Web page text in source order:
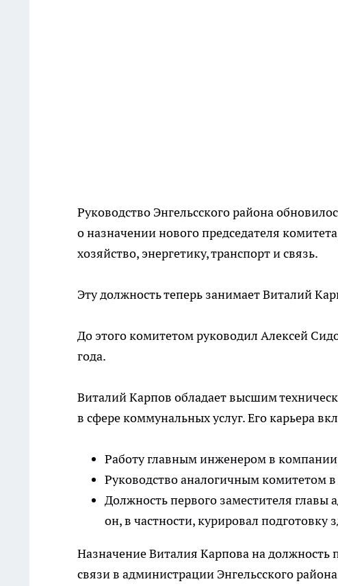
Руководство Энгельсского района
о назначении нового председателя
хозяйство, энергетику, транспорт и связь.
Эту должность теперь занимает Виталий
До этого комитетом руководил Алексей
года.
Виталий Карпов обладает высшим
в сфере коммунальных услуг. Его карьера
Работу главным инженером в
Руководство аналогичным комитетом
Должность первого заместителя главы
он, в частности, курировал подготовку
Назначение Виталия Карпова на должность
связи в администрации Энгельсского